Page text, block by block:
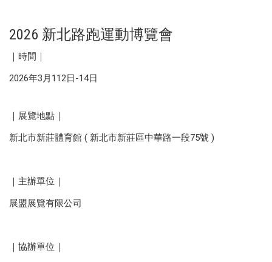
2026 新北路跑運動博覽會
｜時間｜
2026年3月112日-14日
｜展覽地點｜
新北市新莊體育館 ( 新北市新莊區中華路一段75號 )
｜主辦單位｜
展盟展覽有限公司
｜協辦單位｜